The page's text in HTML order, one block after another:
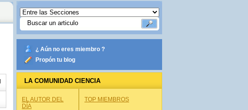
¿ Aún no eres miembro ?
Propón tu blog
LA COMUNIDAD CIENCIA
EL AUTOR DEL
DÍA
TOP MIEMBROS